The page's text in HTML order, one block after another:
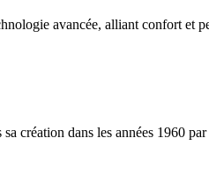
avancée, alliant confort et
création dans les années 1960